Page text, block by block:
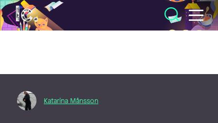
Illustratörcentrum
Katarina Månsson